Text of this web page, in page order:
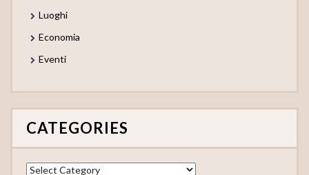
Luoghi
Economia
Eventi
CATEGORIES
Categories